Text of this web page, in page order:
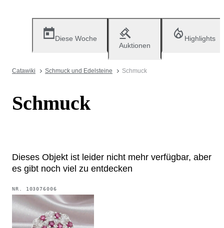
Diese Woche
Auktionen
Highlights
Catawiki Schmuck und Edelsteine Schmuck
Schmuck
Dieses Objekt ist leider nicht mehr verfügbar, aber
es gibt noch viel zu entdecken
NR. 103076006